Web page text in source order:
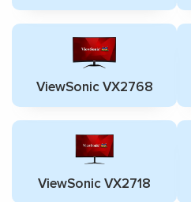
ViewSonic VX2768
ViewSonic VX2718